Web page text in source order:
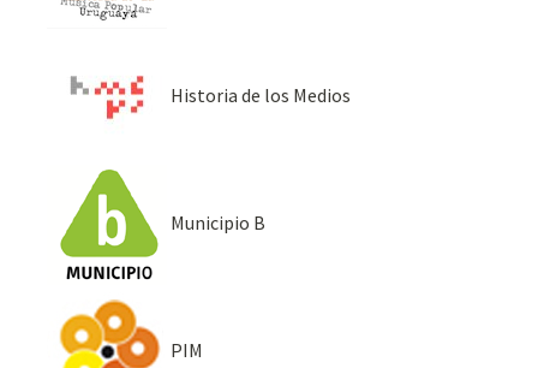
Historia de los Medios
Municipio B
PIM